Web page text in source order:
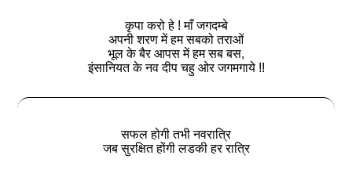
कृपा करो हे ! माँ जगदम्बे
अपनी शरण में हम सबको तराओं
भूल के बैर आपस में हम सब बस,
इंसानियत के नव दीप चहु ओर जगमगाये !!
सफल होगी तभी नवरात्रि
जब सुरक्षित होंगी ‌लडकी हर रात्रि